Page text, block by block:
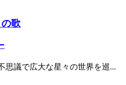
歌
思議で広大な星々の世界を巡...